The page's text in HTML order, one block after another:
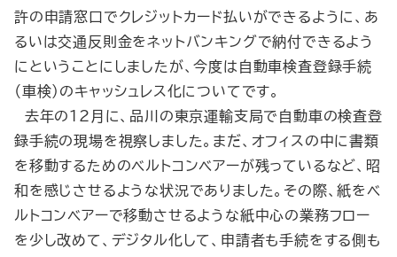
許の申請窓口でクレジットカード払いができるように、あ
るいは交通反則金をネットバンキングで納付できるよう
にということにしましたが、今度は自動車検査登録手続
（車検）のキャッシュレス化についてです。
去年の12月に、品川の東京運輸支局で自動車の検査登
録手続の現場を視察しました。まだ、オフィスの中に書類
を移動するためのベルトコンベアーが残っているなど、昭
和を感じさせるような状況でありました。その際、紙をベ
ルトコンベアーで移動させるような紙中心の業務フロー
を少し改めて、デジタル化して、申請者も手続をする側も